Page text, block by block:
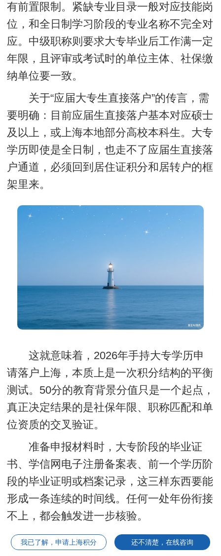
有前置限制。紧缺专业目录一般对应技能岗
位，和全日制学习阶段的专业名称不完全对
应。中级职称则要求大专毕业后工作满一定
年限，且评审或考试时的单位主体、社保缴
纳单位要一致。
关于“应届大专生直接落户”的传言，需
要明确：目前应届生直接落户基本对应硕士
及以上，或上海本地部分高校本科生。大专
学历即使是全日制，也走不了应届生直接落
户通道，必须回到居住证积分和居转户的框
架里来。
这就意味着，2026年手持大专学历申
请落户上海，本质上是一次积分结构的平衡
测试。50分的教育背景分值只是一个起点，
真正决定结果的是社保年限、职称匹配和单
位资质的交叉验证。
准备申报材料时，大专阶段的毕业证
书、学信网电子注册备案表、前一个学历阶
段的毕业证明或档案记录，这三样东西要能
形成一条连续的时间线。任何一处年份衔接
不上，都会触发进一步核验。
我已了解，申请上海积分 还不清楚，在线咨询